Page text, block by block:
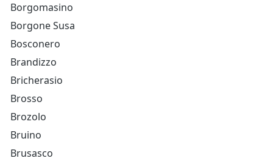
Borgomasino
Borgone Susa
Bosconero
Brandizzo
Bricherasio
Brosso
Brozolo
Bruino
Brusasco